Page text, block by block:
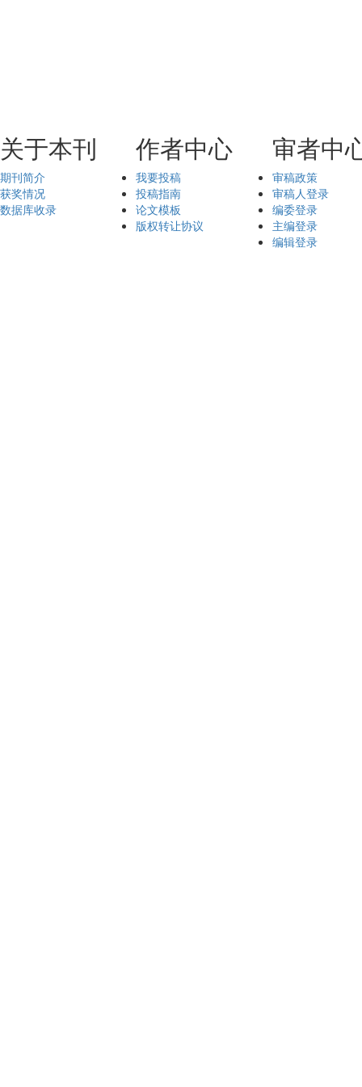
关于本刊
期刊简介
获奖情况
数据库收录
作者中心
我要投稿
投稿指南
论文模板
版权转让协议
审者中
审稿政策
审稿人登录
编委登录
主编登录
编辑登录